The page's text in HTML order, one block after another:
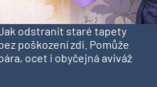
odstranit staré tapety
poškození zdi. Pomůže
ocet i obyčejná aviváž